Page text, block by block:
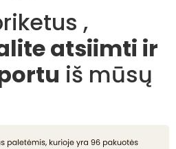
,
atsiimti ir
iš mūsų